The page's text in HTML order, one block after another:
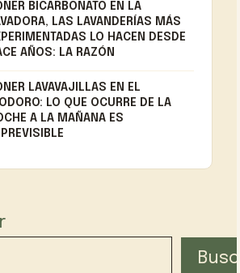
BICARBONATO EN LA
LAS LAVANDERÍAS MÁS
LO HACEN DESDE
AÑOS: LA RAZÓN
LAVAVAJILLAS EN EL
LO QUE OCURRE DE LA
A LA MAÑANA ES